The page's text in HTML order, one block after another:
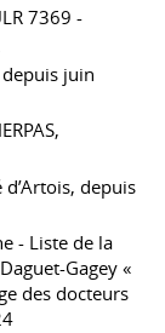
7369 -
depuis juin
depuis
- Liste de la
Gagey «
des docteurs